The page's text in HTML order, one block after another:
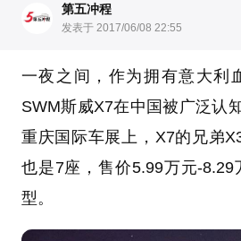
第五冲程
发表于 2017/06/08 22:55
一夜之间，作为拥有意大利
SWM斯威X7在中国被广泛认
重庆国际车展上，X7的兄弟
也是7座，售价5.99万元-
型。